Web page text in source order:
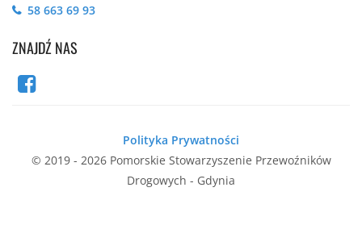
58 663 69 93
ZNAJDŹ NAS
Polityka Prywatności
© 2019 - 2026 Pomorskie Stowarzyszenie Przewoźników
Drogowych - Gdynia